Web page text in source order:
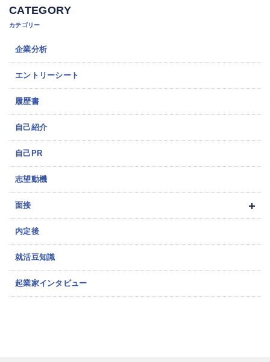
CATEGORY
カテゴリー
企業分析
エントリーシート
履歴書
自己紹介
自己PR
志望動機
面接
内定後
就活豆知識
起業家インタビュー